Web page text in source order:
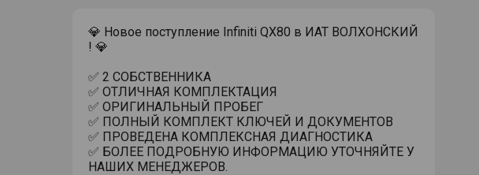
💎 Новое поступление Infiniti QX80 в ИАТ ВОЛХОНСКИЙ
! 💎
✅ 2 СОБСТВЕННИКА
✅ ОТЛИЧНАЯ КОМПЛЕКТАЦИЯ
✅ ОРИГИНАЛЬНЫЙ ПРОБЕГ
✅ ПОЛНЫЙ КОМПЛЕКТ КЛЮЧЕЙ И ДОКУМЕНТОВ
✅ ПРОВЕДЕНА КОМПЛЕКСНАЯ ДИАГНОСТИКА
✅ БОЛЕЕ ПОДРОБНУЮ ИНФОРМАЦИЮ УТОЧНЯЙТЕ У
НАШИХ МЕНЕДЖЕРОВ.